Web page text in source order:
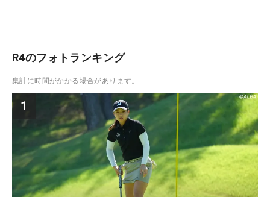
R4のフォトランキング
集計に時間がかかる場合があります。
1